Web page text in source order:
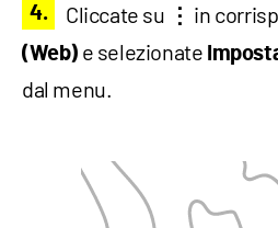
Cliccate su ⋮ in
(Web) e selezionate
dal menu.